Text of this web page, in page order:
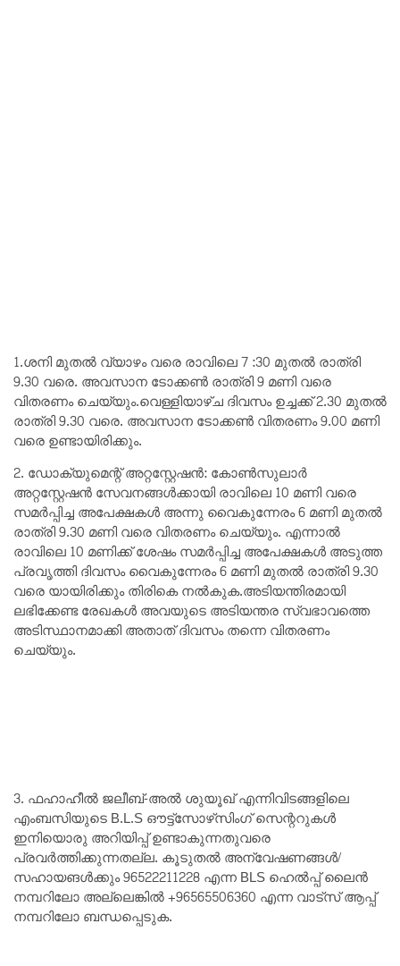
1.ശനി മുതൽ വ്യാഴം വരെ രാവിലെ 7 :30 മുതൽ രാത്രി
9.30 വരെ. അവസാന ടോക്കൺ രാത്രി 9 മണി വരെ
വിതരണം ചെയ്യും.വെള്ളിയാഴ്ച ദിവസം ഉച്ചക്ക്‌ 2.30 മുതൽ
രാത്രി 9.30 വരെ. അവസാന ടോക്കൺ വിതരണം 9.00 മണി
വരെ ഉണ്ടായിരിക്കും.
2. ഡോക്യുമെന്റ് അറ്റസ്റ്റേഷൻ: കോൺസുലാർ
അറ്റസ്റ്റേഷൻ സേവനങ്ങൾക്കായി രാവിലെ 10 മണി വരെ
സമർപ്പിച്ച അപേക്ഷകൾ അന്നു വൈകുന്നേരം 6 മണി മുതൽ
രാത്രി 9.30 മണി വരെ വിതരണം ചെയ്യും. എന്നാൽ
രാവിലെ 10 മണിക്ക്‌ ശേഷം സമർപ്പിച്ച അപേക്ഷകൾ അടുത്ത
പ്രവൃത്തി ദിവസം വൈകുന്നേരം 6 മണി മുതൽ രാത്രി 9.30
വരെ യായിരിക്കും തിരികെ നൽകുക.അടിയന്തിരമായി
ലഭിക്കേണ്ട രേഖകൾ അവയുടെ അടിയന്തര സ്വഭാവത്തെ
അടിസ്ഥാനമാക്കി അതാത്‌ ദിവസം തന്നെ വിതരണം
ചെയ്യും.
3. ഫഹാഹീൽ ജലീബ്-അൽ ശുയൂഖ്‌ എന്നിവിടങ്ങളിലെ
എംബസിയുടെ B.L.S ഔട്ട്‌സോഴ്‌സിംഗ് സെന്ററുകൾ
ഇനിയൊരു അറിയിപ്പ് ഉണ്ടാകുന്നതുവരെ
പ്രവർത്തിക്കുന്നതല്ല. കൂടുതൽ അന്വേഷണങ്ങൾ/
സഹായങൾക്കും 96522211228 എന്ന BLS ഹെൽപ്പ് ലൈൻ
നമ്പറിലോ അല്ലെങ്കിൽ +96565506360 എന്ന വാട്സ്‌ ആപ്പ്‌
നമ്പറിലോ ബന്ധപ്പെടുക.